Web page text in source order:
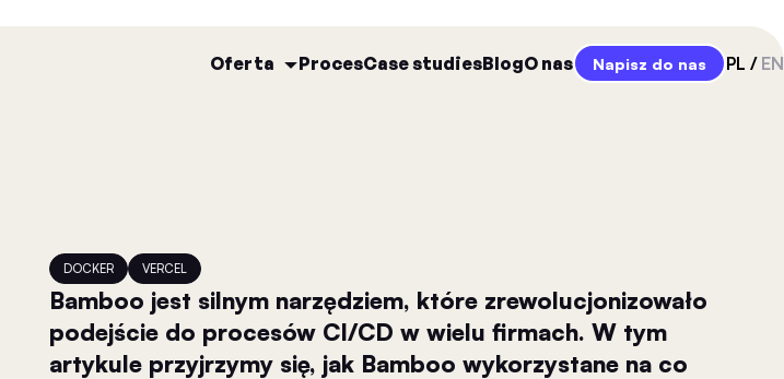
Oferta ProcesCase studiesBlogO nas Napisz do nas PL EN
DOCKER VERCEL
Bamboo jest silnym narzędziem, które zrewolucjonizowało
podejście do procesów CI/CD w wielu firmach. W tym
artykule przyjrzymy się, jak Bamboo wykorzystane na co